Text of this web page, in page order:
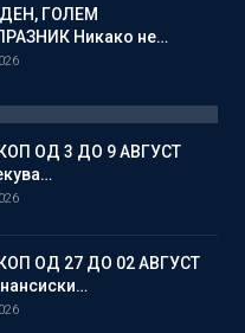
ГОЛЕМ
Никако не…
ОД 3 ДО 9 АВГУСТ
ОД 27 ДО 02 АВГУСТ